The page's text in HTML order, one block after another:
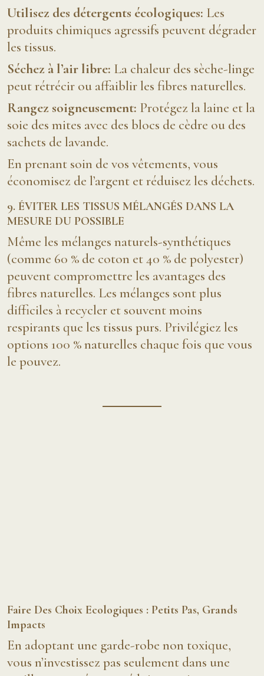
Utilisez des détergents écologiques: Les
produits chimiques agressifs peuvent dégrader
les tissus.
Séchez à l’air libre: La chaleur des sèche-linge
peut rétrécir ou affaiblir les fibres naturelles.
Rangez soigneusement: Protégez la laine et la
soie des mites avec des blocs de cèdre ou des
sachets de lavande.
En prenant soin de vos vêtements, vous
économisez de l’argent et réduisez les déchets.
9. ÉVITER LES TISSUS MÉLANGÉS DANS LA
MESURE DU POSSIBLE
Même les mélanges naturels-synthétiques
(comme 60 % de coton et 40 % de polyester)
peuvent compromettre les avantages des
fibres naturelles. Les mélanges sont plus
difficiles à recycler et souvent moins
respirants que les tissus purs. Privilégiez les
options 100 % naturelles chaque fois que vous
le pouvez.
Faire Des Choix Ecologiques : Petits Pas, Grands
Impacts
En adoptant une garde-robe non toxique,
vous n’investissez pas seulement dans une